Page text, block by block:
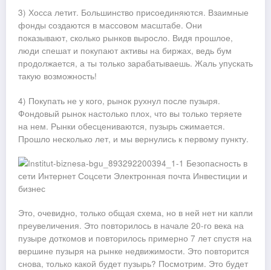
3) Хосса летит. Большинство присоединяются. Взаимные
фонды создаются в массовом масштабе. Они
показывают, сколько рынков выросло. Видя прошлое,
люди спешат и покупают активы на биржах, ведь бум
продолжается, а ты только зарабатываешь. Жаль упускать
такую возможность!
4) Покупать не у кого, рынок рухнул после пузыря.
Фондовый рынок настолько плох, что вы только теряете
на нем. Рынки обесцениваются, пузырь сжимается.
Прошло несколько лет, и мы вернулись к первому пункту.
Это, очевидно, только общая схема, но в ней нет ни капли
преувеличения. Это повторилось в начале 20-го века на
пузыре доткомов и повторилось примерно 7 лет спустя на
вершине пузыря на рынке недвижимости. Это повторится
снова, только какой будет пузырь? Посмотрим. Это будет